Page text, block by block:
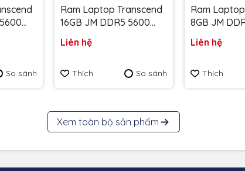
So sánh
Ram Laptop Transcend
16GB JM DDR5 5600
CL46 1.1V JM5600ASE-
Liên hệ
Thích So sánh
Ram
8GB JM
1.1V
Liên hệ
Thích
Xem toàn bộ sản phẩm